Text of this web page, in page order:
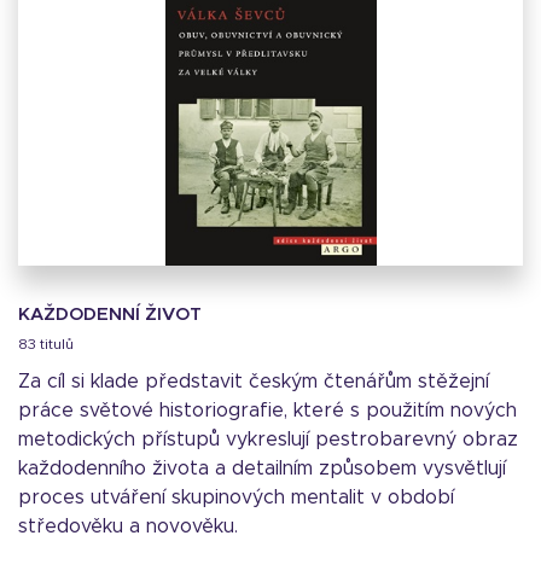
KAŽDODENNÍ ŽIVOT
83 titulů
Za cíl si klade představit českým čtenářům stěžejní
práce světové historiografie, které s použitím nových
metodických přístupů vykreslují pestrobarevný obraz
každodenního života a detailním způsobem vysvětlují
proces utváření skupinových mentalit v období
středověku a novověku.